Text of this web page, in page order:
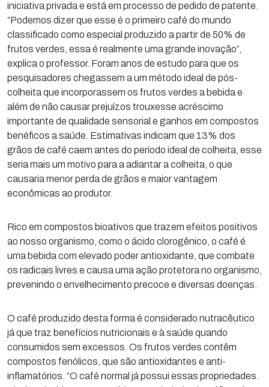
iniciativa privada e está em processo de pedido de patente.
“Podemos dizer que esse é o primeiro café do mundo
classificado como especial produzido a partir de 50% de
frutos verdes, essa é realmente uma grande inovação”,
explica o professor. Foram anos de estudo para que os
pesquisadores chegassem a um método ideal de pós-
colheita que incorporassem os frutos verdes a bebida e
além de não causar prejuízos trouxesse acréscimo
importante de qualidade sensorial e ganhos em compostos
benéficos a saúde. Estimativas indicam que 13% dos
grãos de café caem antes do período ideal de colheita, esse
seria mais um motivo para a adiantar a colheita, o que
causaria menor perda de grãos e maior vantagem
econômicas ao produtor.
Rico em compostos bioativos que trazem efeitos positivos
ao nosso organismo, como o ácido clorogênico, o café é
uma bebida com elevado poder antioxidante, que combate
os radicais livres e causa uma ação protetora no organismo,
prevenindo o envelhecimento precoce e diversas doenças.
O café produzido desta forma é considerado nutracêutico
já que traz benefícios nutricionais e à saúde quando
consumidos sem excessos. Os frutos verdes contêm
compostos fenólicos, que são antioxidantes e anti-
inflamatórios. “O café normal já possui essas propriedades.